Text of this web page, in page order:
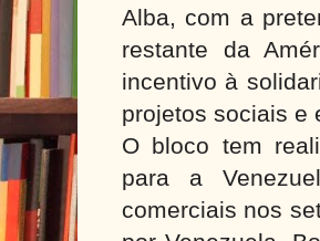
Alba, com a
restante da
incentivo à
projetos sociais e
O bloco tem
para a
comerciais nos